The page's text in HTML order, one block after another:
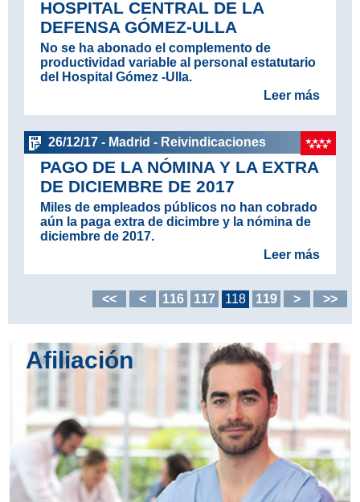
HOSPITAL CENTRAL DE LA
DEFENSA GÓMEZ-ULLA
No se ha abonado el complemento de
productividad variable al personal estatutario
del Hospital Gómez -Ulla.
Leer más
26/12/17 - Madrid - Reivindicaciones
PAGO DE LA NÓMINA Y LA EXTRA
DE DICIEMBRE DE 2017
Miles de empleados públicos no han cobrado
aún la paga extra de dicimbre y la nómina de
diciembre de 2017.
Leer más
<< < 116 117 118 119 > >>
Afiliación